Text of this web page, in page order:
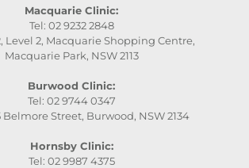
Macquarie Clinic:
Tel: 02 9232 2848
Level 2, Macquarie Shopping Centre,
Macquarie Park, NSW 2113
Burwood Clinic:
Tel: 02 9744 0347
Belmore Street, Burwood, NSW 2134
Hornsby Clinic:
Tel: 02 9987 4375